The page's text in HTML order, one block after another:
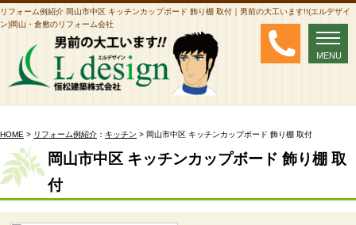
リフォーム例紹介 岡山市中区 キッチンカップボード 飾り棚 取付｜男前の大工います!!(エルデザイ
ン)岡山・倉敷のリフォーム会社
MENU
HOME > リフォーム例紹介 ： キッチン > 岡山市中区 キッチンカップボード 飾り棚 取付
岡山市中区 キッチンカップボード 飾り棚 取
付
MENU